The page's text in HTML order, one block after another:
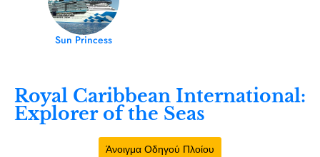
Sun Princess
Royal Caribbean International:
Explorer of the Seas
Άνοιγμα Οδηγού Πλοίου